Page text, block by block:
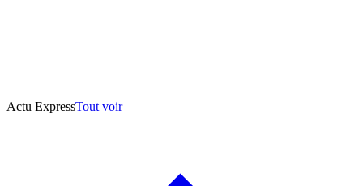
Actu ExpressTout voir